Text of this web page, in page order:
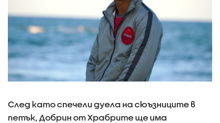
След като спечели дуела на сюъзниците в
петък, Добрин от Храбрите ще има